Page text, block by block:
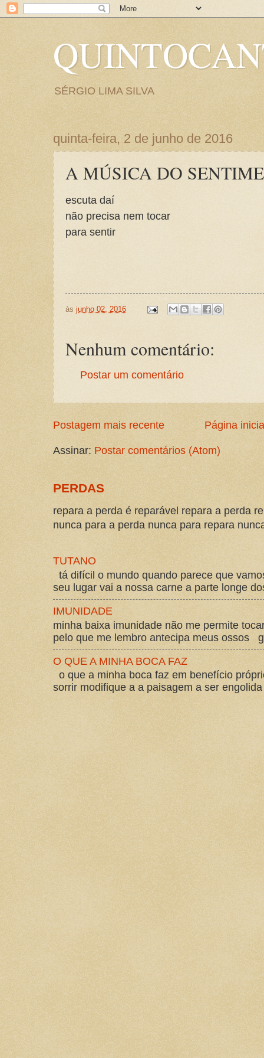
SÉRGIO LIMA SILVA
quinta-feira, 2 de junho de 2016
A MÚSICA DO
escuta daí
não precisa nem tocar
para sentir
às junho 02, 2016
Nenhum comentário:
Postar um comentário
Postagem mais recente Página
Assinar: Postar comentários (Atom)
PERDAS
repara a perda é reparável repara a perda
nunca para a perda nunca para repara
TUTANO
tá difícil o mundo quando parece que
seu lugar vai a nossa carne a parte longe
IMUNIDADE
minha baixa imunidade não me permite
pelo que me lembro antecipa meus ossos
O QUE A MINHA BOCA FAZ
o que a minha boca faz em benefício
sorrir modifique a a paisagem a ser